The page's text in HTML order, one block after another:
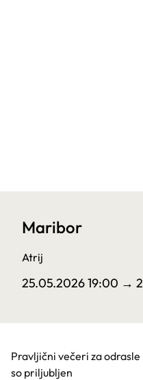
Maribor
Atrij
25.05.2026 19:00 →
Pravljični večeri za odrasle
so priljubljen